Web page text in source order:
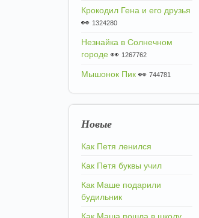
Крокодил Гена и его друзья
👀 1324280
Незнайка в Солнечном
городе 👀 1267762
Мышонок Пик 👀 744781
Новые
Как Петя ленился
Как Петя буквы учил
Как Маше подарили
будильник